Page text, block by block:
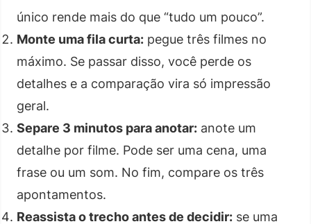
único rende mais do que “tudo um pouco”.
Monte uma fila curta: pegue três filmes no
máximo. Se passar disso, você perde os
detalhes e a comparação vira só impressão
geral.
Separe 3 minutos para anotar: anote um
detalhe por filme. Pode ser uma cena, uma
frase ou um som. No fim, compare os três
apontamentos.
Reassista o trecho antes de decidir: se uma